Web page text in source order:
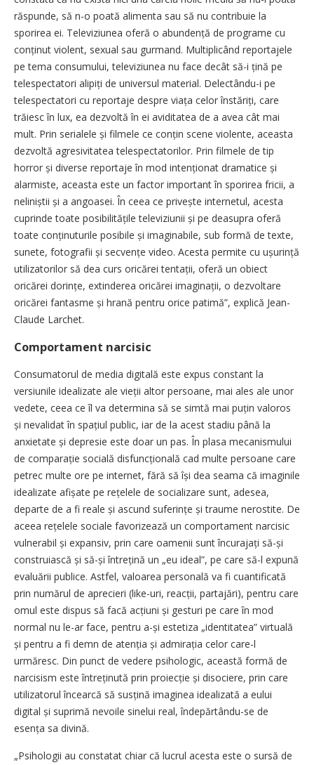
răspunde, să n-o poată alimenta sau să nu contribuie la
sporirea ei. Televiziunea oferă o abundență de programe cu
conținut violent, sexual sau gurmand. Multiplicând reportajele
pe tema consumului, televiziunea nu face decât să-i țină pe
telespectatori alipiți de universul material. Delectându-i pe
telespectatori cu reportaje despre viața celor înstăriți, care
trăiesc în lux, ea dezvoltă în ei aviditatea de a avea cât mai
mult. Prin serialele și filmele ce conțin scene violente, aceasta
dezvoltă agresivitatea telespectatorilor. Prin filmele de tip
horror și diverse reportaje în mod in­tenționat dramatice și
alarmiste, aceasta este un factor important în sporirea fricii, a
neliniștii și a angoasei. În ceea ce privește internetul, acesta
cuprinde toate posibilitățile televiziunii și pe deasupra oferă
toate conținuturile posibile și imaginabile, sub formă de texte,
sunete, foto­grafii și secvențe video. Acesta permite cu ușurință
utilizatorilor să dea curs oricărei tentații, oferă un obiect
oricărei dorințe, extinderea oricărei imaginații, o dezvoltare
oricărei fantasme și hrană pentru orice patimă”, explică Jean-
Claude Larchet.
Comportament narcisic
Consumatorul de media digitală este expus constant la
versiunile idealizate ale vieții altor persoane, mai ales ale unor
vedete, ceea ce îl va determina să se simtă mai puțin valoros
și nevalidat în spațiul public, iar de la acest stadiu până la
anxietate și depresie este doar un pas. În plasa mecanismului
de comparație socială disfuncțională cad multe persoane care
petrec multe ore pe internet, fără să își dea seama că imaginile
idealizate afișate pe rețelele de socializare sunt, adesea,
departe de a fi reale și ascund suferințe și traume nerostite. De
aceea rețelele sociale favorizează un comportament narcisic
vulnerabil și expansiv, prin care oamenii sunt încurajați să-și
construiască și să-și întrețină un „eu ideal”, pe care să-l expună
evaluării publice. Astfel, valoarea personală va fi cuantificată
prin numărul de aprecieri (like-uri, reacții, partajări), pentru care
omul este dispus să facă acțiuni și gesturi pe care în mod
normal nu le-ar face, pentru a-și estetiza „identitatea” virtuală
și pentru a fi demn de atenția și admirația celor care-l
urmăresc. Din punct de vedere psihologic, această formă de
narcisism este întreținută prin proiecție și disociere, prin care
utilizatorul încearcă să susțină imaginea idealizată a eului
digital și suprimă nevoile sinelui real, îndepărtându-se de
esența sa divină.
„Psihologii au constatat chiar că lucrul acesta este o sursă de